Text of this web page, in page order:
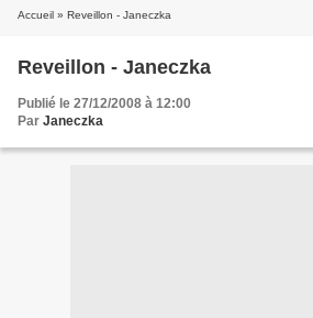
Accueil » Reveillon - Janeczka
Reveillon - Janeczka
Publié le 27/12/2008 à 12:00
Par Janeczka